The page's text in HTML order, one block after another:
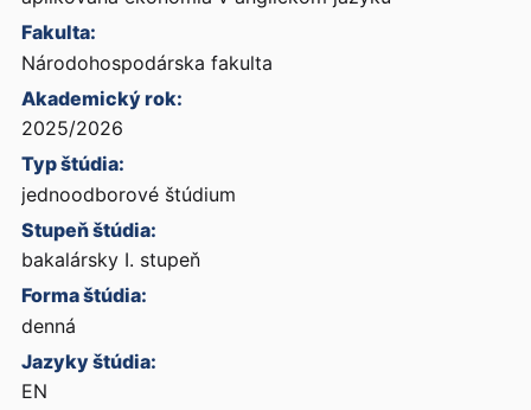
Fakulta:
Národohospodárska fakulta
Akademický rok:
2025/2026
Typ štúdia:
jednoodborové štúdium
Stupeň štúdia:
bakalársky I. stupeň
Forma štúdia:
denná
Jazyky štúdia:
EN